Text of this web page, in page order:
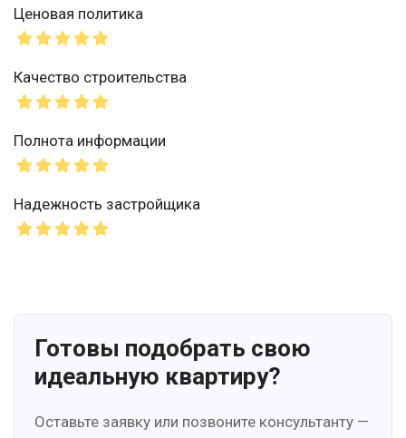
Ценовая политика
Качество строительства
Полнота информации
Надежность застройщика
Готовы подобрать свою
идеальную квартиру?
Оставьте заявку или позвоните консультанту —